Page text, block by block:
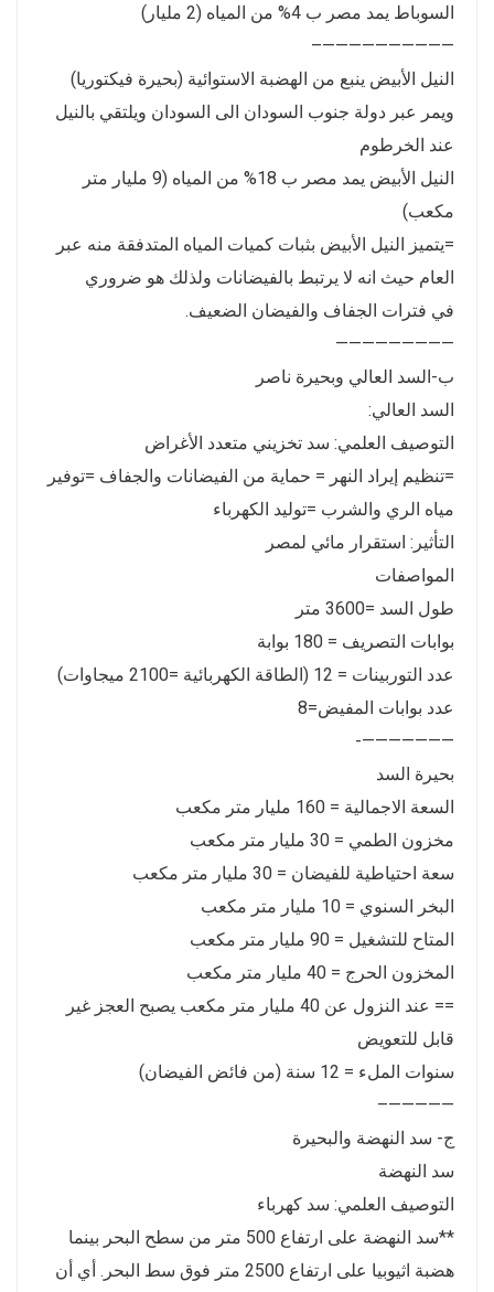
السوباط يمد مصر ب 4% من المياه (2 مليار)
——————————–
النيل الأبيض ينبع من الهضبة الاستوائية (بحيرة فيكتوريا)
ويمر عبر دولة جنوب السودان الى السودان ويلتقي بالنيل
عند الخرطوم
النيل الأبيض يمد مصر ب 18% من المياه (9 مليار متر
مكعب)
=يتميز النيل الأبيض بثبات كميات المياه المتدفقة منه عبر
العام حيث انه لا يرتبط بالفيضانات ولذلك هو ضروري
في فترات الجفاف والفيضان الضعيف.
—————————
ب-السد العالي وبحيرة ناصر
السد العالي:
التوصيف العلمي: سد تخزيني متعدد الأغراض
=تنظيم إيراد النهر = حماية من الفيضانات والجفاف =توفير
مياه الري والشرب =توليد الكهرباء
التأثير: استقرار مائي لمصر
المواصفات
طول السد =3600 متر
بوابات التصريف = 180 بوابة
عدد التوربينات = 12 (الطاقة الكهربائية =2100 ميجاوات)
عدد بوابات المفيض=8
———————-
بحيرة السد
السعة الاجمالية = 160 مليار متر مكعب
مخزون الطمي = 30 مليار متر مكعب
سعة احتياطية للفيضان = 30 مليار متر مكعب
البخر السنوي = 10 مليار متر مكعب
المتاح للتشغيل = 90 مليار متر مكعب
المخزون الحرج = 40 مليار متر مكعب
== عند النزول عن 40 مليار متر مكعب يصبح العجز غير
قابل للتعويض
سنوات الملء = 12 سنة (من فائض الفيضان)
—————–
ج- سد النهضة والبحيرة
سد النهضة
التوصيف العلمي: سد كهرباء
**سد النهضة على ارتفاع 500 متر من سطح البحر بينما
هضبة اثيوبيا على ارتفاع 2500 متر فوق سط البحر. أي أن